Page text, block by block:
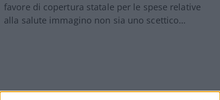
favore di copertura statale per le spese relative
alla salute immagino non sia uno scettico…